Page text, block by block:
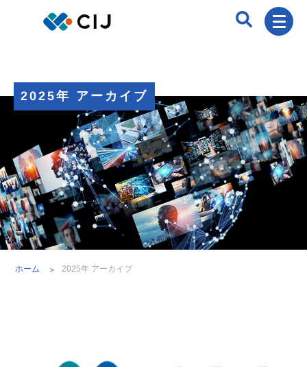
2025年 アーカイブ
ホーム 2025年 アーカイブ